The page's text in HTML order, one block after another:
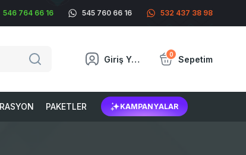
546 764 66 16 545 760 66 16 532 437 38 98
Giriş Yap 0 Sepetim
PAKETLER KAMPANYALAR